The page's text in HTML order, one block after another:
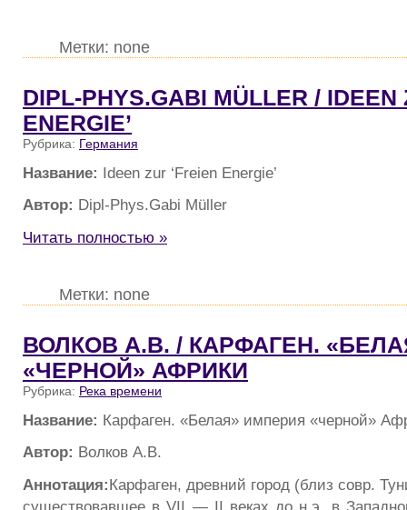
Метки: none
DIPL-PHYS.GABI MÜLLER / IDEEN
ENERGIE’
Рубрика: Германия
Название: Ideen zur ‘Freien Energie’
Автор: Dipl-Phys.Gabi Müller
Читать полностью »
Метки: none
ВОЛКОВ А.В. / КАРФАГЕН.
«ЧЕРНОЙ» АФРИКИ
Рубрика: Река времени
Название: Карфаген. «Белая» империя «черной»
Автор: Волков А.В.
Аннотация:Карфаген, древний город (близ совр.
существовавшее в VII — II веках до н.э. в